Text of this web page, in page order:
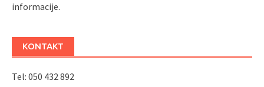
informacije.
KONTAKT
Tel: 050 432 892